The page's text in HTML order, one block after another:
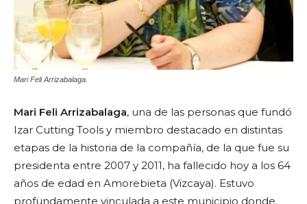
Mari Feli Arrizabalaga.
Mari Feli Arrizabalaga, una de las personas que fundó
Izar Cutting Tools y miembro destacado en distintas
etapas de la historia de la compañía, de la que fue su
presidenta entre 2007 y 2011, ha fallecido hoy a los 64
años de edad en Amorebieta (Vizcaya). Estuvo
profundamente vinculada a este municipio donde